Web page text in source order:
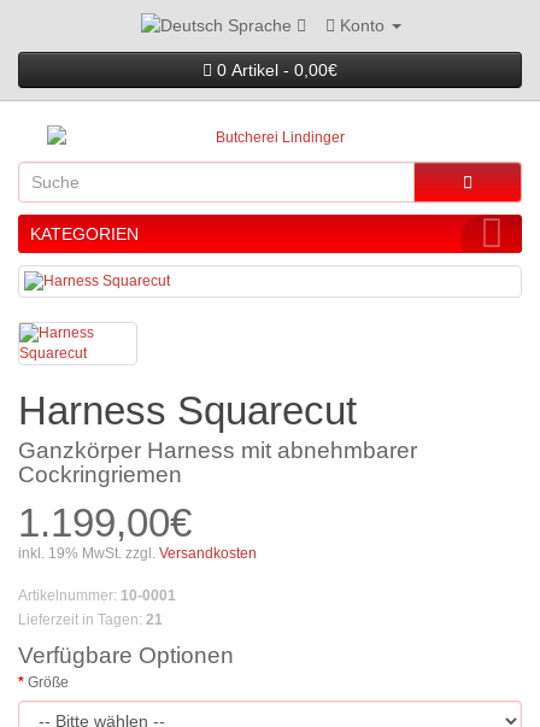
Sprache Konto
0 Artikel - 0,00€
KATEGORIEN
Harness Squarecut
Ganzkörper Harness mit abnehmbarer
Cockringriemen
1.199,00€
inkl. 19% MwSt. zzgl. Versandkosten
Artikelnummer: 10-0001
Lieferzeit in Tagen: 21
Verfügbare Optionen
Größe